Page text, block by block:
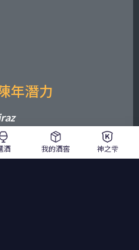
年潛力
酒 我的酒窖 神之雫